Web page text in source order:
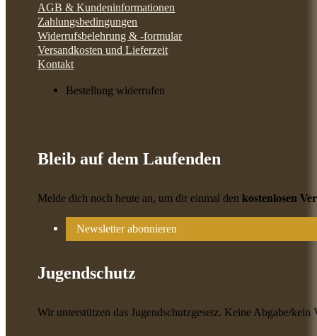
AGB & Kundeninformationen
Zahlungsbedingungen
Widerrufsbelehrung & -formular
Versandkosten und Lieferzeit
Kontakt
Bestellung widerrufen
Bleib auf dem Laufenden
Melde dich noch heute an, um dir einmal denkostenlosen
Newsletter abonnieren
Jugendschutz
Wir unterstützen das Jugendschutzgesetz. Keine Abgabe/